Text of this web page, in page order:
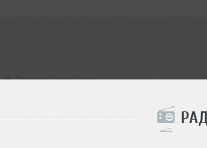
Россия, Челябинск